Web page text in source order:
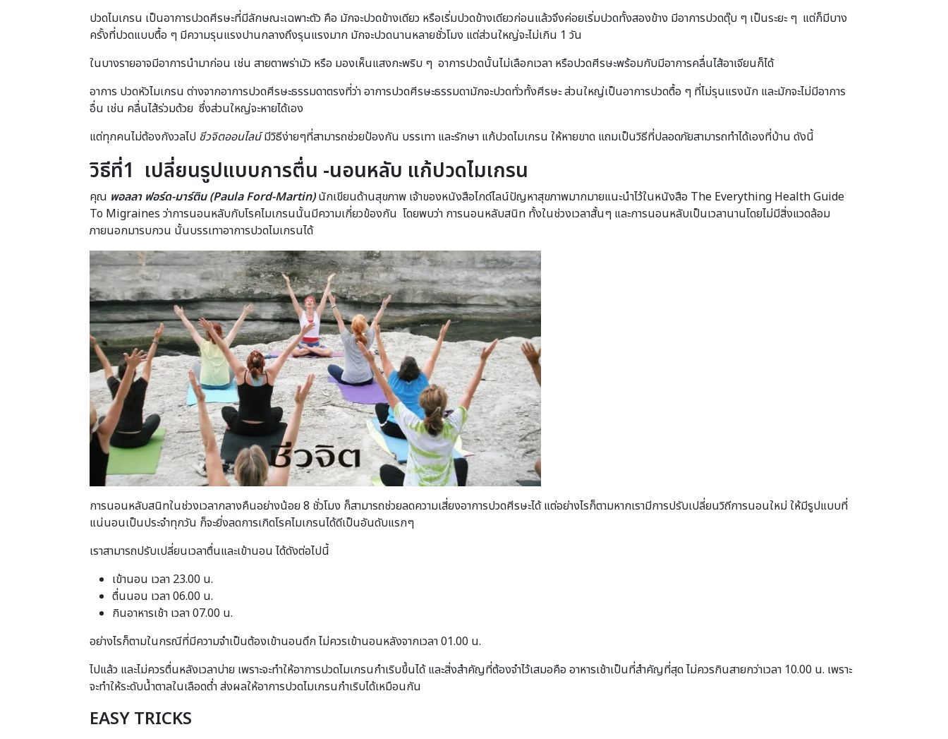
ปวดไมเกรน เป็นอาการปวดศีรษะที่มีลักษณะเฉพาะตัว คือ มักจะปวดข้างเดียว หรือเริ่มปวดข้างเดียวก่อนแล้วจึงค่อยเริ่มปวดทั้งสองข้าง มีอาการปวดตุ๊บ ๆ เป็นระยะ ๆ แต่ก็มีบาง
ครั้งที่ปวดแบบตื้อ ๆ มีความรุนแรงปานกลางถึงรุนแรงมาก มักจะปวดนานหลายชั่วโมง แต่ส่วนใหญ่จะไม่เกิน 1 วัน
ในบางรายอาจมีอาการนำมาก่อน เช่น สายตาพร่ามัว หรือ มองเห็นแสงกะพริบ ๆ อาการปวดนั้นไม่เลือกเวลา หรือปวดศีรษะพร้อมกับมีอาการคลื่นไส้อาเจียนก็ได้
อาการ ปวดหัวไมเกรน ต่างจากอาการปวดศีรษะธรรมดาตรงที่ว่า อาการปวดศีรษะธรรมดามักจะปวดทั่วทั้งศีรษะ ส่วนใหญ่เป็นอาการปวดตื้อ ๆ ที่ไม่รุนแรงนัก และมักจะไม่มีอาการ
อื่น เช่น คลื่นไส้ร่วมด้วย ซึ่งส่วนใหญ่จะหายได้เอง
แต่ทุกคนไม่ต้องกังวลไป ชีวจิตออนไลน์มีวิธีง่ายๆที่สามารถช่วยป้องกัน บรรเทา และรักษา แก้ปวดไมเกรน ให้หายขาด แถมเป็นวิธีที่ปลอดภัยสามารถทำได้เองที่บ้าน ดังนี้
วิธีที่1 เปลี่ยนรูปแบบการตื่น -นอนหลับ แก้ปวดไมเกรน
คุณ พอลลา ฟอร์ด-มาร์ติน (Paula Ford-Martin)นักเขียนด้านสุขภาพ เจ้าของหนังสือไกด์ไลน์ปัญหาสุขภาพมากมายแนะนำไว้ในหนังสือ The Everything Health Guide
To Migraines ว่าการนอนหลับกับโรคไมเกรนนั้นมีความเกี่ยวข้องกัน โดยพบว่า การนอนหลับสนิท ทั้งในช่วงเวลาสั้นๆ และการนอนหลับเป็นเวลานานโดยไม่มีสิ่งแวดล้อม
ภายนอกมารบกวน นั้นบรรเทาอาการปวดไมเกรนได้
การนอนหลับสนิทในช่วงเวลากลางคืนอย่างน้อย 8 ชั่วโมง ก็สามารถช่วยลดความเสี่ยงอาการปวดศีรษะได้ แต่อย่างไรก็ตามหากเรามีการปรับเปลี่ยนวิถีการนอนใหม่ ให้มีรูปแบบที่
แน่นอนเป็นประจำทุกวัน ก็จะยิ่งลดการเกิดโรคไมเกรนได้ดีเป็นอันดับแรกๆ
เราสามารถปรับเปลี่ยนเวลาตื่นและเข้านอน ได้ดังต่อไปนี้
เข้านอน เวลา 23.00 น.
ตื่นนอน เวลา 06.00 น.
กินอาหารเช้า เวลา 07.00 น.
อย่างไรก็ตามในกรณีที่มีความจำเป็นต้องเข้านอนดึก ไม่ควรเข้านอนหลังจากเวลา 01.00 น.
ไปแล้ว และไม่ควรตื่นหลังเวลาบ่าย เพราะจะทำให้อาการปวดไมเกรนกำเริบขึ้นได้ และสิ่งสำคัญที่ต้องจำไว้เสมอคือ อาหารเช้าเป็นที่สำคัญที่สุด ไม่ควรกินสายกว่าเวลา 10.00 น. เพราะ
จะทำให้ระดับน้ำตาลในเลือดต่ำ ส่งผลให้อาการปวดไมเกรนกำเริบได้เหมือนกัน
EASY TRICKS